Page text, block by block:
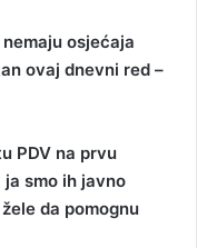
osjećaja
ovaj dnevni red –
PDV na prvu
smo ih javno
da pomognu